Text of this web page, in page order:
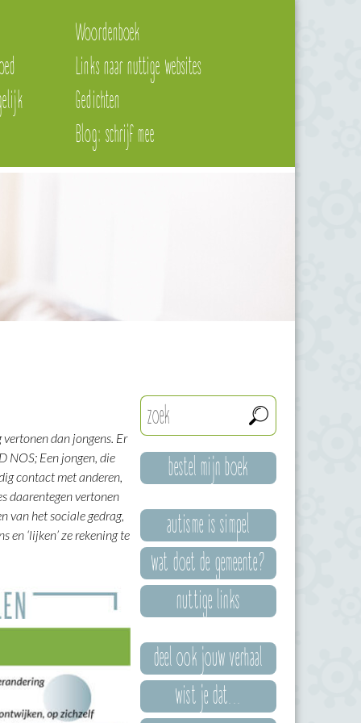
Woordenboek
Links naar nuttige websites
Gedichten
Blog: schrijf mee
dan jongens. Er
NOS; Een jongen, die
contact met anderen,
daarentegen vertonen
van het sociale gedrag,
en ‘lijken’ ze rekening te
bestel mijn boek
autisme is simpel
wat doet de gemeente?
nuttige links
deel ook jouw verhaal
wist je dat...